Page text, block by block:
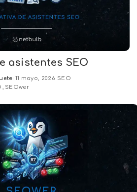
asistentes SEO
11 mayo, 2026 SEO
SEOwer